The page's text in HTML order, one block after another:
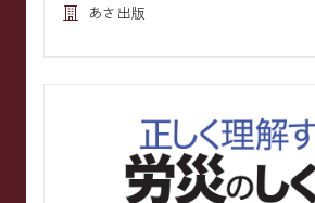
あさ出版